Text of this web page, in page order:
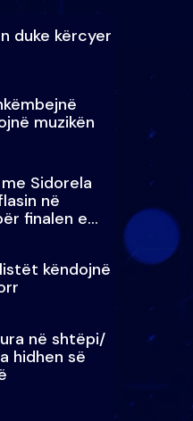
duke kërcyer
muzikën
Sidorela
në
finalen e
këndojnë
në shtëpi/
hidhen së